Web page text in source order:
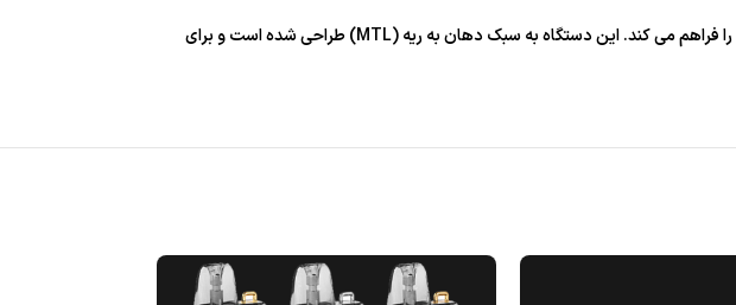
علاوه بر این، VOZOL Star 40000 دارای زمان شارژ سریع 30 دقیقه ای است که امکان شارژ سریع برای دفعات ویپینگ بدون وقفه را فراهم می کند. این دستگاه به سبک دهان به ریه (MTL) طراحی شده است و برای